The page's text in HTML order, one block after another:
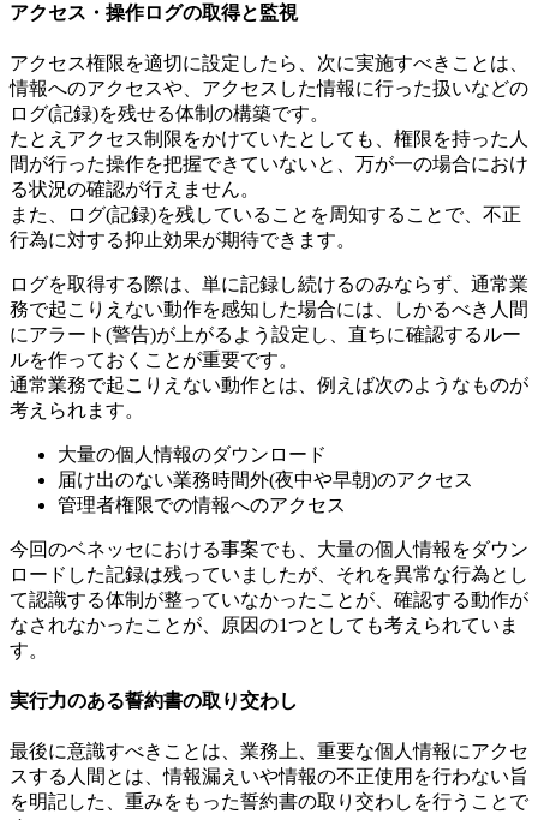
アクセス・操作ログの取得と監視
アクセス権限を適切に設定したら、次に実施すべきことは、
情報へのアクセスや、アクセスした情報に行った扱いなどの
ログ(記録)を残せる体制の構築です。
たとえアクセス制限をかけていたとしても、権限を持った人
間が行った操作を把握できていないと、万が一の場合におけ
る状況の確認が行えません。
また、ログ(記録)を残していることを周知することで、不正
行為に対する抑止効果が期待できます。
ログを取得する際は、単に記録し続けるのみならず、通常業
務で起こりえない動作を感知した場合には、しかるべき人間
にアラート(警告)が上がるよう設定し、直ちに確認するルー
ルを作っておくことが重要です。
通常業務で起こりえない動作とは、例えば次のようなものが
考えられます。
大量の個人情報のダウンロード
届け出のない業務時間外(夜中や早朝)のアクセス
管理者権限での情報へのアクセス
今回のベネッセにおける事案でも、大量の個人情報をダウン
ロードした記録は残っていましたが、それを異常な行為とし
て認識する体制が整っていなかったことが、確認する動作が
なされなかったことが、原因の1つとしても考えられていま
す。
実行力のある誓約書の取り交わし
最後に意識すべきことは、業務上、重要な個人情報にアクセ
スする人間とは、情報漏えいや情報の不正使用を行わない旨
を明記した、重みをもった誓約書の取り交わしを行うことで